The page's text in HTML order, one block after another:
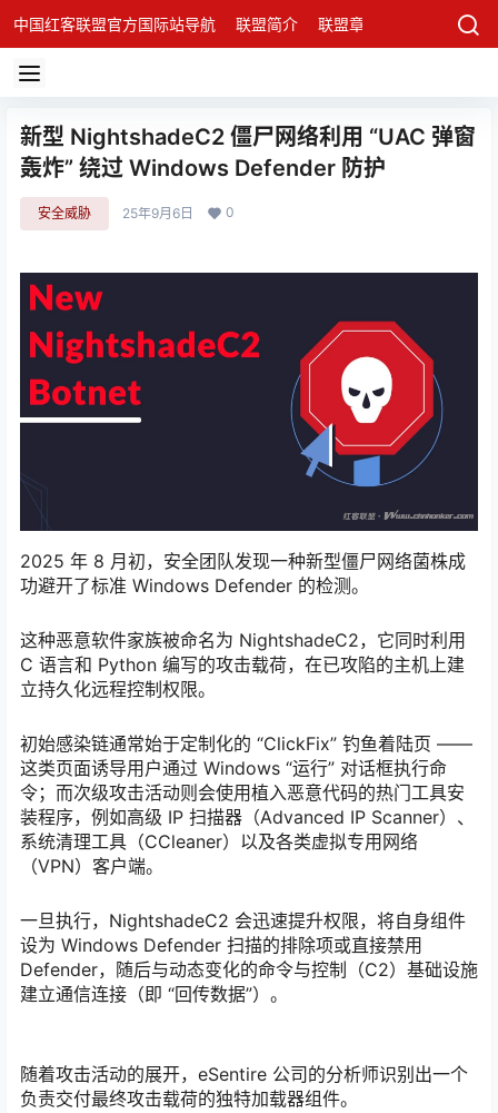
中国红客联盟官方国际站导航 联盟简介 联盟章程 联盟架构
新型 NightshadeC2 僵尸网络利用 “UAC 弹窗
轰炸” 绕过 Windows Defender 防护
安全威胁 25年9月6日 0
2025 年 8 月初，安全团队发现一种新型僵尸网络菌株成
功避开了标准 Windows Defender 的检测。
这种恶意软件家族被命名为 NightshadeC2，它同时利用
C 语言和 Python 编写的攻击载荷，在已攻陷的主机上建
立持久化远程控制权限。
初始感染链通常始于定制化的 “ClickFix” 钓鱼着陆页 ——
这类页面诱导用户通过 Windows “运行” 对话框执行命
令；而次级攻击活动则会使用植入恶意代码的热门工具安
装程序，例如高级 IP 扫描器（Advanced IP Scanner）、
系统清理工具（CCleaner）以及各类虚拟专用网络
（VPN）客户端。
一旦执行，NightshadeC2 会迅速提升权限，将自身组件
设为 Windows Defender 扫描的排除项或直接禁用
Defender，随后与动态变化的命令与控制（C2）基础设施
建立通信连接（即 “回传数据”）。
随着攻击活动的展开，eSentire 公司的分析师识别出一个
负责交付最终攻击载荷的独特加载器组件。